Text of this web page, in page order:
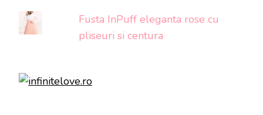
Fusta InPuff eleganta rose cu
pliseuri si centura